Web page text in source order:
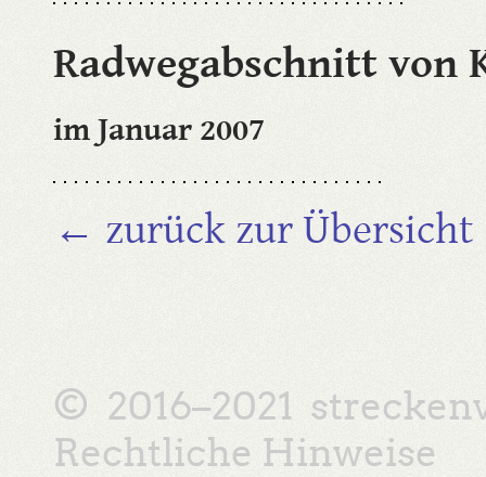
Radwegabschnitt von
im Januar 2007
← zurück zur Übersicht
© 2016–2021
Rechtliche Hinweise